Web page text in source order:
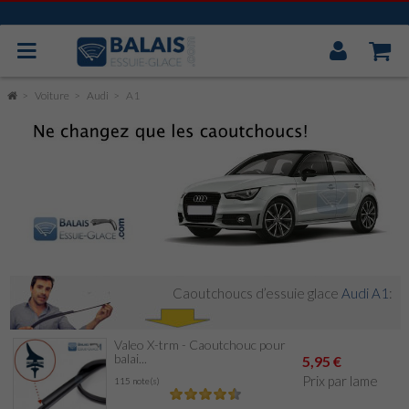
VALEO
ESSUIE GLACE ARRIÈRE
Mon
Voiture Audi A1
Caoutchoucs d’essuie glace Audi A1 :
Valeo X-trm - Caoutchouc pour
balai...
115 note(s)
5,95 €
Prix par lame